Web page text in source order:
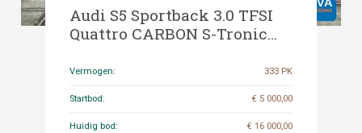
Audi S5 Sportback 3.0 TFSI
Quattro CARBON S-Tronic
Vermogen: 333 PK
Startbod: € 5 000,00
Huidig bod: € 16 000,00